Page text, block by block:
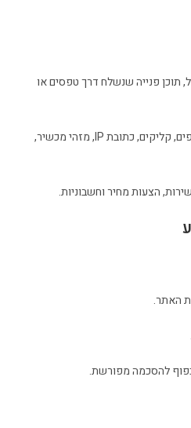
תוכן פנייה שנשלח דרך טפסים או
: דפים נצפים, קליקים, כתובת IP, מזהי מכשיר,
הצעות מחיר וחשבוניות.
האתר.
להסכמה מפורשת.